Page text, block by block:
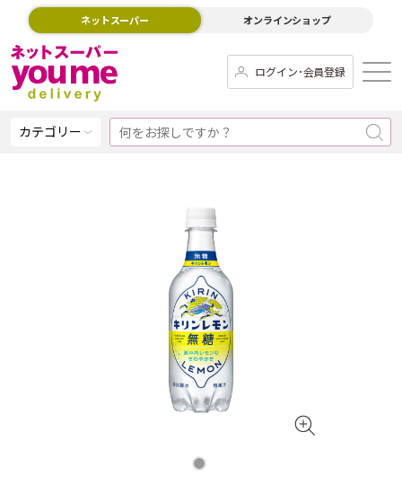
ネットスーパー オンラインショップ
ログイン･会員登録
カテゴリー